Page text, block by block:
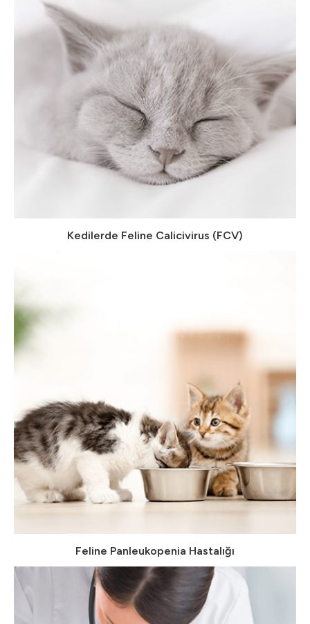
Kedilerde Feline Calicivirus (FCV)
Feline Panleukopenia Hastalığı